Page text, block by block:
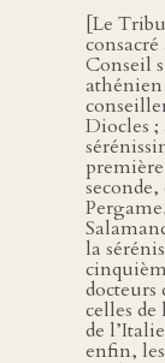
[Le
Conseil
athénien
Diocles ;
la
docteurs
celles de
de
enfin,